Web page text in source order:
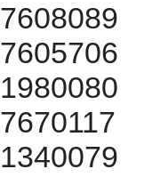
7608089
7605706
1980080
7670117
1340079